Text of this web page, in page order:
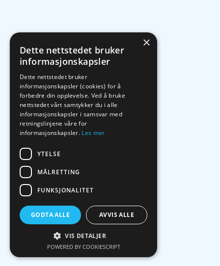
×
Dette nettstedet bruker
informasjonskapsler
Dette nettstedet bruker
informasjonskapsler (cookies) for å
forbedre din opplevelse. Ved å bruke
nettstedet vårt samtykker du i alle
informasjonskapsler i samsvar med
retningslinjene våre for
informasjonskapsler. Les mer
YTELSE
MÅLRETTING
FUNKSJONALITET
GODTA ALLE AVVIS ALLE
VIS DETALJER
POWERED BY COOKIESCRIPT